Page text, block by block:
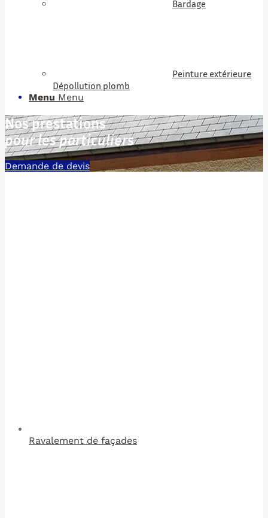
Bardage
Peinture extérieure
Dépollution plomb
Menu Menu
Nos prestations
pour les particuliers
Demande de devis
Ravalement de façades